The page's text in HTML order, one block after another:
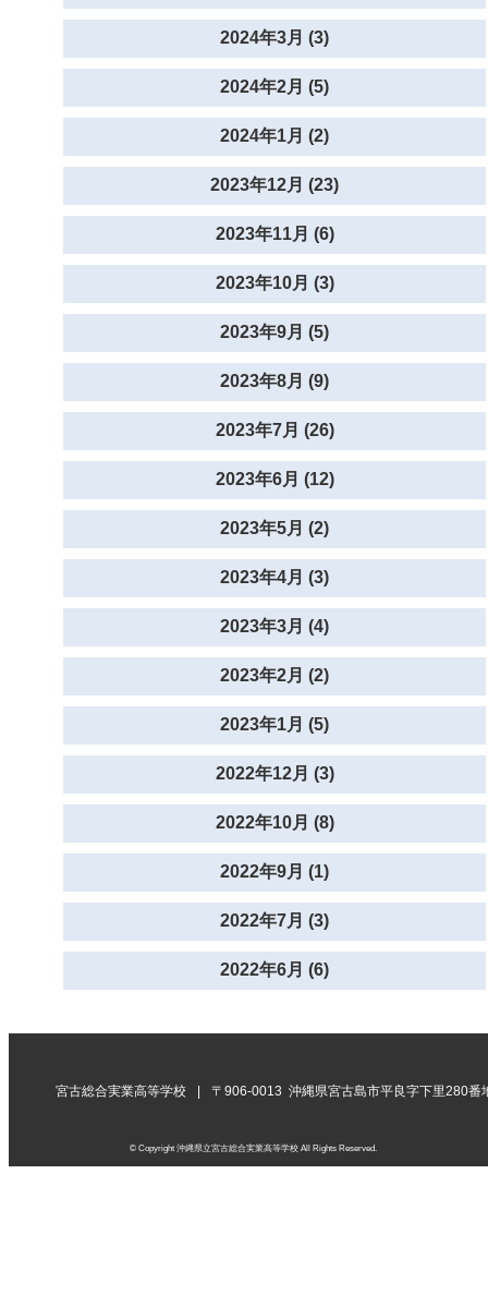
2024年3月 (3)
2024年2月 (5)
2024年1月 (2)
2023年12月 (23)
2023年11月 (6)
2023年10月 (3)
2023年9月 (5)
2023年8月 (9)
2023年7月 (26)
2023年6月 (12)
2023年5月 (2)
2023年4月 (3)
2023年3月 (4)
2023年2月 (2)
2023年1月 (5)
2022年12月 (3)
2022年10月 (8)
2022年9月 (1)
2022年7月 (3)
2022年6月 (6)
宮古総合実業高等学校 〒906-0013 沖縄県宮古島市平良字下里280番
© Copyright 沖縄県立宮古総合実業高等学校 All Rights Reserved.